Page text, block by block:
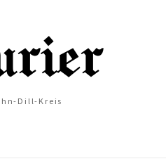
Dill-Kreis